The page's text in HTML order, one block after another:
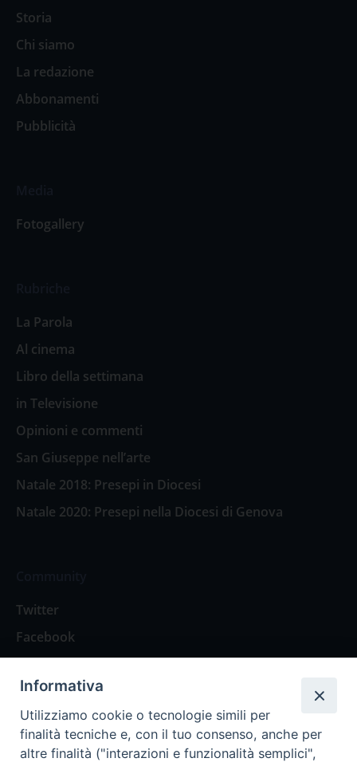
Storia
Chi siamo
La redazione
Abbonamenti
Pubblicità
Fotogallery
La Parola
Al cinema
Libro della settimana
in Televisione
Opinioni e commenti
San Giuseppe nell’arte
Natale 2018: Presepi in Diocesi
Natale 2020: Presepi nella Diocesi di Genova
Twitter
Facebook
Spazio Lettori
Eventi
Informativa
Utilizziamo cookie o tecnologie simili per
finalità tecniche e, con il tuo consenso, anche per
altre finalità ("interazioni e funzionalità semplici",